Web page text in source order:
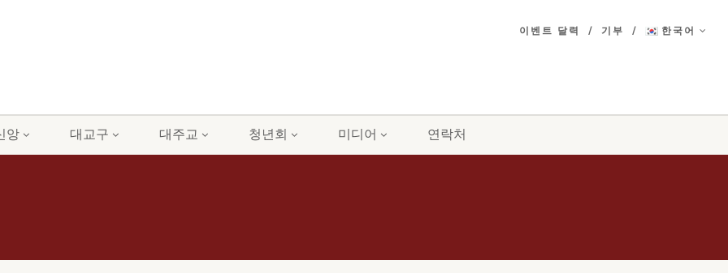
이벤트 달력 기부 한국어
앙 대교구 대주교 청년회 미디어 연락처